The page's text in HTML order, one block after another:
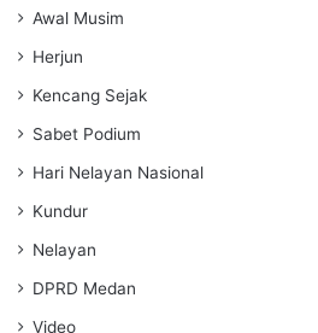
Awal Musim
Herjun
Kencang Sejak
Sabet Podium
Hari Nelayan Nasional
Kundur
Nelayan
DPRD Medan
Video